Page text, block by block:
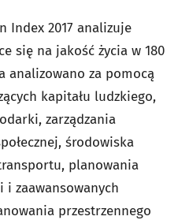
Index 2017 analizuje
się na jakość życia w 180
analizowano za pomocą
kapitału ludzkiego,
zarządzania
środowiska
planowania
i zaawansowanych
przestrzennego